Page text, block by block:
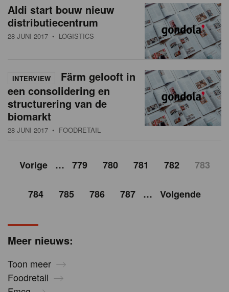
Meer nieuws:
Toon meer
Foodretail
Aldi start bouw nieuw
distributiecentrum
28 JUNI 2017 • LOGISTICS
INTERVIEW
Färm gelooft in
een consolidering en
structurering van de
biomarkt
28 JUNI 2017 • FOODRETAIL
Vorige … 779 780 781 782 783
784 785 786 787 … Volgende